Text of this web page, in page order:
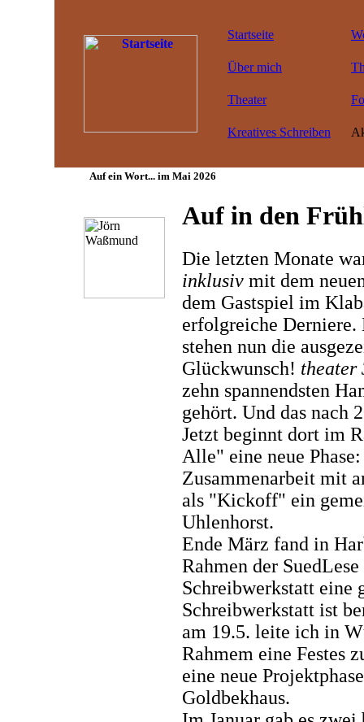
Startseite
Über mich
Theater
Kreatives Schreiben
Auf ein Wort... im Mai 2026
Auf in den
Die letzten Monate
inklusiv mit dem
dem Gastspiel im
erfolgreiche
stehen nun die
Glückwunsch! theater
zehn spannendsten
gehört. Und das nach
Jetzt beginnt dort im
Alle" eine neue
Zusammenarbeit mit
als "Kickoff" ein
Uhlenhorst.
Ende März fand in
Rahmen der
Schreibwerkstatt eine
Schreibwerkstatt ist
am 19.5. leite ich in
Rahmem eine Festes
eine neue
Goldbekhaus.